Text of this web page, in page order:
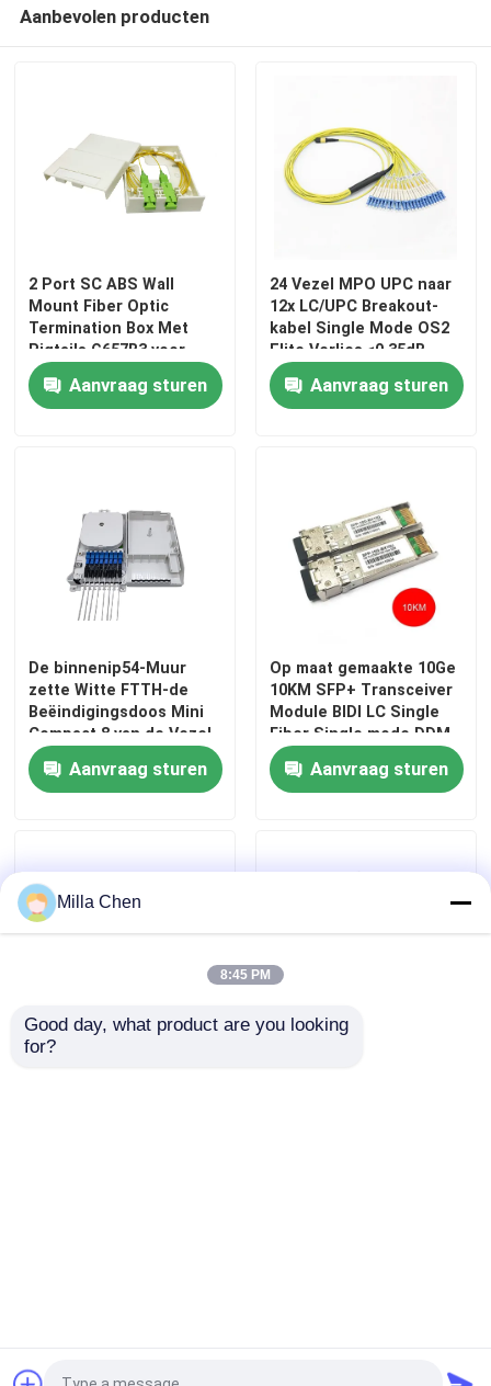
Aanbevolen producten
2 Port SC ABS Wall
Mount Fiber Optic
Termination Box Met
Pigtails G657B3 voor
FTTH Indoor Network
Aanvraag sturen
24 Vezel MPO UPC naar
12x LC/UPC Breakout-
kabel Single Mode OS2
Elite Verlies ≤0,35dB
Type B LSZH 3,0 mm
Aanvraag sturen
De binnenip54-Muur
zette Witte FTTH-de
Beëindigingsdoos Mini
Compact 8 van de Vezel
Optische Kabel de
Adapter van Kernen
Aanvraag sturen
Op maat gemaakte 10Ge
10KM SFP+ Transceiver
Module BIDI LC Single
Fiber Single mode DDM
Aanvraag sturen
Glasvezel PLC splitter
Milla Chen
8:45 PM
Good day, what product are you looking
for?